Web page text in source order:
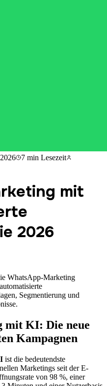
7 min Lesezeit
mit
2026
WhatsApp-Marketing
Segmentierung und
mit KI: Die neue
Kampagnen
ist die bedeutendste
Marketings seit der E-
von 98 %, einer